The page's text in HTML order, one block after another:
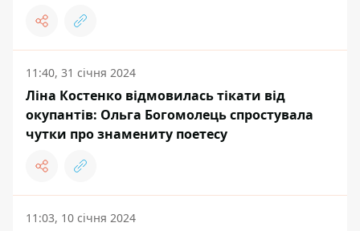
11:40, 31 січня 2024
Ліна Костенко відмовилась тікати від
окупантів: Ольга Богомолець спростувала
чутки про знамениту поетесу
11:03, 10 січня 2024